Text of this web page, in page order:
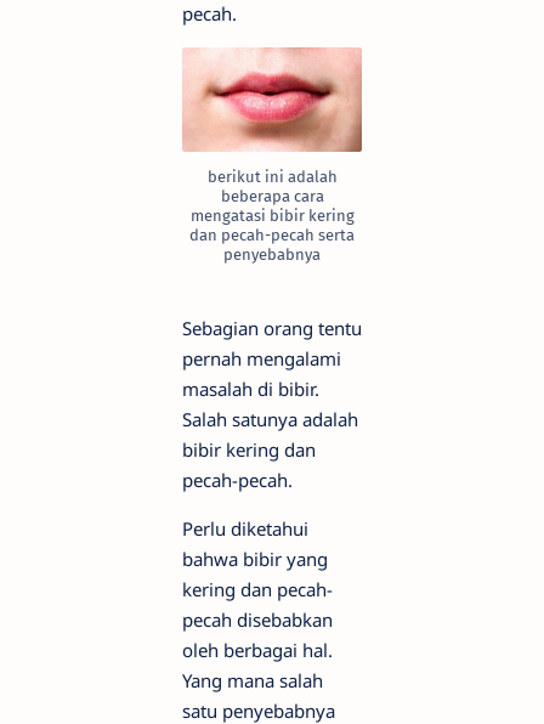
pecah.
berikut ini adalah
beberapa cara
mengatasi bibir kering
dan pecah-pecah serta
penyebabnya
Sebagian orang tentu
pernah mengalami
masalah di bibir.
Salah satunya adalah
bibir kering dan
pecah-pecah.
Perlu diketahui
bahwa bibir yang
kering dan pecah-
pecah disebabkan
oleh berbagai hal.
Yang mana salah
satu penyebabnya